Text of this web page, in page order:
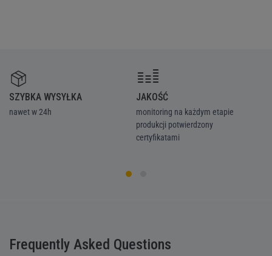
SZYBKA WYSYŁKA
nawet w 24h
JAKOŚĆ
monitoring na każdym etapie
produkcji potwierdzony
certyfikatami
Frequently Asked Questions